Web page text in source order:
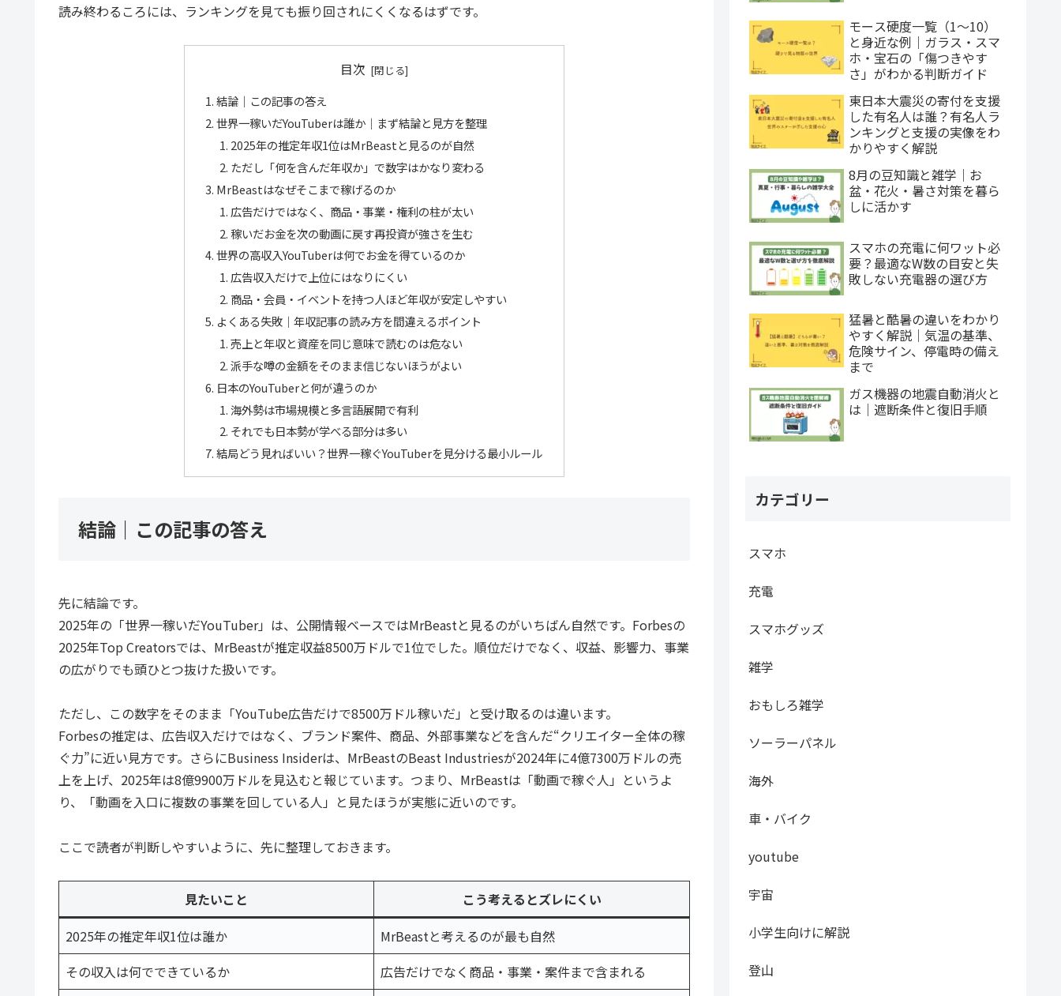
読み終わるころには、ランキングを見ても振り回されにくくなるはずです。
目次
結論｜この記事の答え
世界一稼いだYouTuberは誰か｜まず結論と見方を整理
2025年の推定年収1位はMrBeastと見るのが自然
ただし「何を含んだ年収か」で数字はかなり変わる
MrBeastはなぜそこまで稼げるのか
広告だけではなく、商品・事業・権利の柱が太い
稼いだお金を次の動画に戻す再投資が強さを生む
世界の高収入YouTuberは何でお金を得ているのか
広告収入だけで上位にはなりにくい
商品・会員・イベントを持つ人ほど年収が安定しやすい
よくある失敗｜年収記事の読み方を間違えるポイント
売上と年収と資産を同じ意味で読むのは危ない
派手な噂の金額をそのまま信じないほうがよい
日本のYouTuberと何が違うのか
海外勢は市場規模と多言語展開で有利
それでも日本勢が学べる部分は多い
結局どう見ればいい？世界一稼ぐYouTuberを見分ける最小ルール
結論｜この記事の答え
先に結論です。
2025年の「世界一稼いだYouTuber」は、公開情報ベースではMrBeastと見るのがいちばん自然です。Forbesの
2025年Top Creatorsでは、MrBeastが推定収益8500万ドルで1位でした。順位だけでなく、収益、影響力、事業
の広がりでも頭ひとつ抜けた扱いです。
ただし、この数字をそのまま「YouTube広告だけで8500万ドル稼いだ」と受け取るのは違います。
Forbesの推定は、広告収入だけではなく、ブランド案件、商品、外部事業などを含んだ“クリエイター全体の稼
ぐ力”に近い見方です。さらにBusiness Insiderは、MrBeastのBeast Industriesが2024年に4億7300万ドルの売
上を上げ、2025年は8億9900万ドルを見込むと報じています。つまり、MrBeastは「動画で稼ぐ人」というよ
り、「動画を入口に複数の事業を回している人」と見たほうが実態に近いのです。
ここで読者が判断しやすいように、先に整理しておきます。
見たいこと
こう考えるとズレにくい
2025年の推定年収1位は誰か
MrBeastと考えるのが最も自然
その収入は何でできているか
広告だけでなく商品・事業・案件まで含まれる
モース硬度一覧（1〜10）
と身近な例｜ガラス・スマ
ホ・宝石の「傷つきやす
さ」がわかる判断ガイド
東日本大震災の寄付を支援
した有名人は誰？有名人ラ
ンキングと支援の実像をわ
かりやすく解説
8月の豆知識と雑学｜お
盆・花火・暑さ対策を暮ら
しに活かす
スマホの充電に何ワット必
要？最適なW数の目安と失
敗しない充電器の選び方
猛暑と酷暑の違いをわかり
やすく解説｜気温の基準、
危険サイン、停電時の備え
まで
ガス機器の地震自動消火と
は｜遮断条件と復旧手順
カテゴリー
スマホ
充電
スマホグッズ
雑学
おもしろ雑学
ソーラーパネル
海外
車・バイク
youtube
宇宙
小学生向けに解説
登山